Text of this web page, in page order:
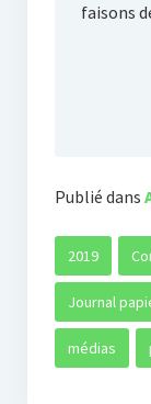
faisons
Publié dans
2019
Journal
médias